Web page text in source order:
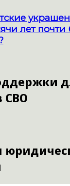
лет почти
СВО